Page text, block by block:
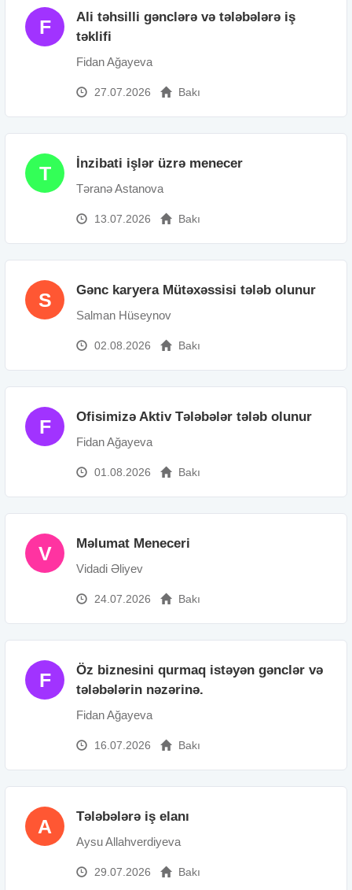
F
Ali təhsilli gənclərə və tələbələrə iş
təklifi
Fidan Ağayeva
27.07.2026 Bakı
T İnzibati işlər üzrə menecer
Təranə Astanova
13.07.2026 Bakı
S Gənc karyera Mütəxəssisi tələb olunur
Salman Hüseynov
02.08.2026 Bakı
F Ofisimizə Aktiv Tələbələr tələb olunur
Fidan Ağayeva
01.08.2026 Bakı
V Məlumat Meneceri
Vidadi Əliyev
24.07.2026 Bakı
F
Öz biznesini qurmaq istəyən gənclər və
tələbələrin nəzərinə.
Fidan Ağayeva
16.07.2026 Bakı
A Tələbələrə iş elanı
Aysu Allahverdiyeva
29.07.2026 Bakı